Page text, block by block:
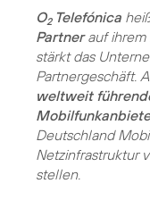
O2Telefónica
Partnerauf ihrem
stärkt das
Partnergeschäft.
weltweit
Deutschland
Netzinfrastruktur
stellen.